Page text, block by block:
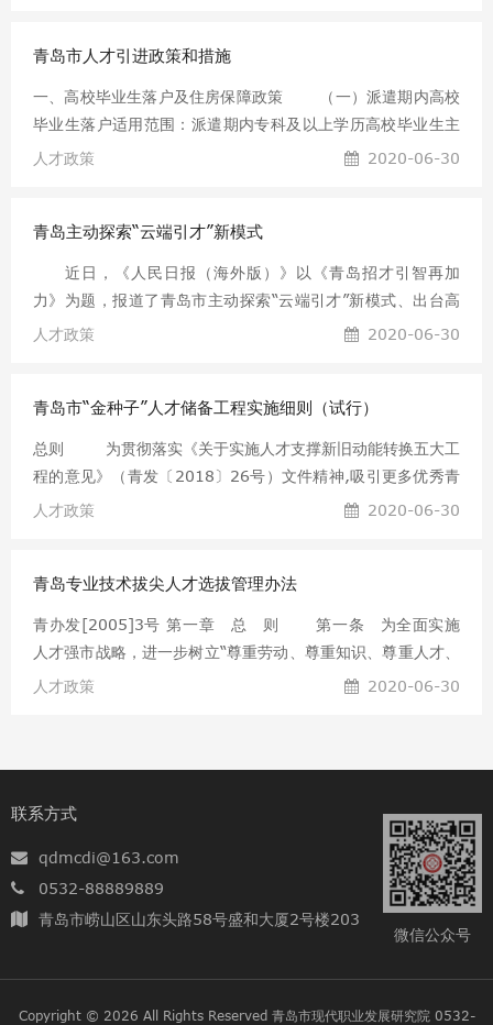
科学合理的发展目标，采取切
资委） 企业技能人才是我国人才队伍的重要组成部分，是
推动经济社会发展的重要力量。加强企业技能人才队伍建设，
是增强企业核心竞争力、推动产业转型升级和提升企业创新能
的有效手段，是深入实施人才强国战略和科教兴国战略、建设
青岛市人才引进政策和措施
一、高校毕业生落户及住房保障政策 （一）派遣期内高校
毕业生落户适用范围：派遣期内专科及以上学历高校毕业生主
要内容及程序： 1.先落户后就业：派遣期内有在青就业意
青就业落户：派遣期内已在青落实就业单位的专科及以上学历
高校毕业生，可根据公安部门要求依次到本人合法固定住所、
单位集体户、单位注册所在地区（市）公安部门办理户口迁移
公安派出所办理落户。 （二）在青就业高校毕业生住房
人才政策 2020-06-30
青岛主动探索“云端引才”新模式
近日，《人民日报（海外版）》以《青岛招才引智再加
力》为题，报道了青岛市主动探索“云端引才”新模式、出台高
含金量引才新政等一系列引才新举，引起社会广泛关注——
加码。 疫情发生后，青岛主动探索“云端引才”新模式；出
台高含金量引才新政，为人才打造定制化精细服务；完善产业
链，为人才搭建建功立业平台……一系列引才新举，引起广泛关
云端进行面试……受疫情影响，“不打烊”的“云引才”模式受到地
人才政策 2020-06-30
青岛市“金种子”人才储备工程实施细则（试行）
总则 为贯彻落实《关于实施人才支撑新旧动能转换五大工
程的意见》（青发〔2018〕26号）文件精神,吸引更多优秀青
年人才来青创新创业，特制定本实施细则。 第二条 “金种
一批优秀在校学生，与青岛市辖区内企业建立人才信用合同，
学生毕业后按照合同约定来青就业，用人单位给予一定学费、
生活及实习补贴，以人才储备方式集聚一批助推青岛市新旧动
在青岛市注册的企业引进“金种子”人才应符合以下条件：
人才政策 2020-06-30
青岛专业技术拔尖人才选拔管理办法
青办发[2005]3号 第一章 总 则 第一条 为全面实施
人才强市战略，进一步树立“尊重劳动、尊重知识、尊重人才、
尊重创造”的良好风尚，激励专业技术人才多出、快出优秀成
和社会发展作出突出贡献的学术、技术带头人。 第三
条 选拔拔尖人才应当坚持民主公开、竞争择优、严格标准、
总
人才政策 2020-06-30
联系方式
qdmcdi@163.com
0532-88889889
青岛市崂山区山东头路58号盛和大厦2号楼203
微信公众号
Copyright © 2026 All Rights Reserved 青岛市现代职业发展研究院 0532-